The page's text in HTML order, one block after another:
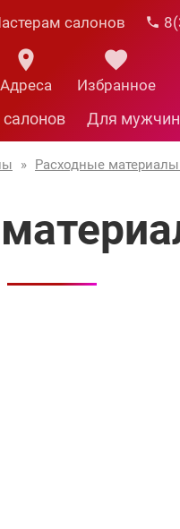
салонов
Адреса Избранное
Для мужчин
» Расходные